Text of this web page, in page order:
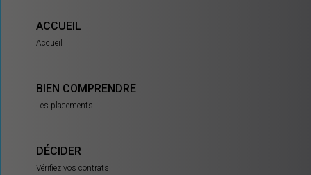
ACCUEIL
Accueil
BIEN COMPRENDRE
Les placements
DÉCIDER
Vérifiez vos contrats